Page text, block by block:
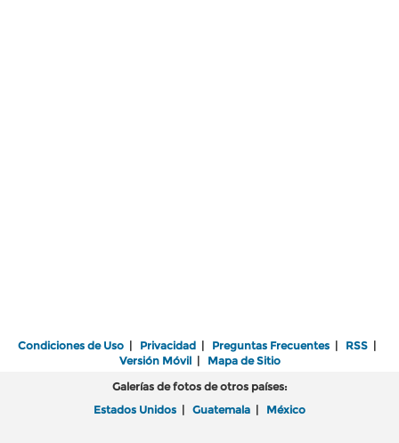
Condiciones de Uso | Privacidad | Preguntas Frecuentes | RSS |
Versión Móvil| Mapa de Sitio
Galerías de fotos de otros países:
Estados Unidos | Guatemala | México